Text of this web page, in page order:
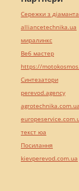
Сережки з
alliancetechnika.ua
миралинкс
Веб мастер
https://
Синтезатори
perevod.agency
agrotechnika.com.ua
текст юа
Посилання
kievperevod.com.ua